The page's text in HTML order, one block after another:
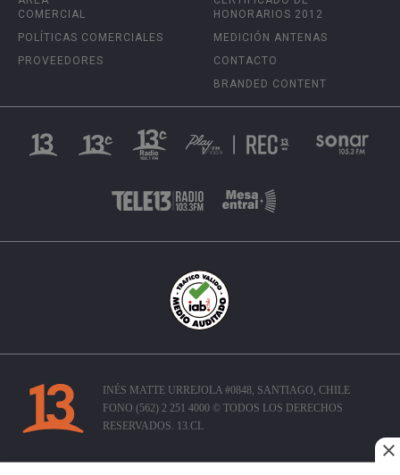
COMERCIAL
POLÍTICAS COMERCIALES
PROVEEDORES
HONORARIOS 2012
MEDICIÓN ANTENAS
CONTACTO
BRANDED CONTENT
INÉS MATTE URREJOLA #0848, SANTIAGO, CHILE
FONO (562) 2 251 4000 © TODOS LOS DERECHOS
RESERVADOS. 13.CL